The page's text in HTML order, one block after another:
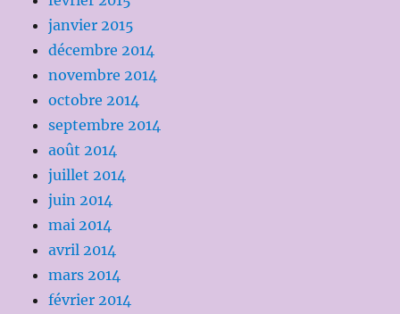
janvier 2015
décembre 2014
novembre 2014
octobre 2014
septembre 2014
août 2014
juillet 2014
juin 2014
mai 2014
avril 2014
mars 2014
février 2014